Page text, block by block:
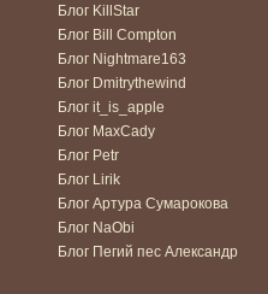
Блог KillStar
Блог Bill Compton
Блог Nightmare163
Блог Dmitrythewind
Блог it_is_apple
Блог MaxCady
Блог Petr
Блог Lirik
Блог Артура Сумарокова
Блог NaObi
Блог Пегий пес Александр